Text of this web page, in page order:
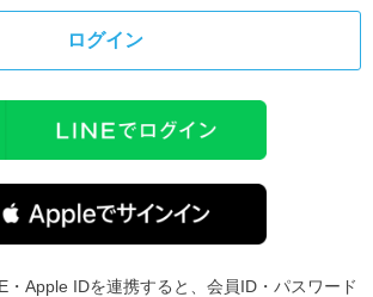
ログイン
Apple IDを連携すると、会員ID・パスワード